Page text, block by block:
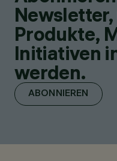
Produkte,
Initiativen
werden.
ABONNIEREN